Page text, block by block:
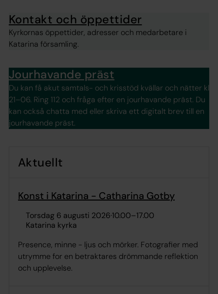
Kontakt och öppettider
Kyrkornas öppettider, adresser och medarbetare i
Katarina församling.
Jourhavande präst
Du kan få akut samtals- och krisstöd kvällar och nätter kl
21–06. Ring 112 och fråga efter en jourhavande präst. Du
kan också chatta med eller skriva ett digitalt brev till en
jourhavande präst.
Aktuellt
Konst i Katarina - Catharina Gotby
torsdag 6 augusti 2026·10.00–17.00
Katarina kyrka
Presence, minne - ljus och mörker. Fotografier med
utrymme for en betraktares drömmande reflektion
och upplevelse.